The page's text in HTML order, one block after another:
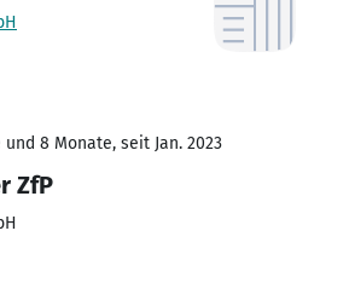
und 8 Monate, seit Jan. 2023
ZfP